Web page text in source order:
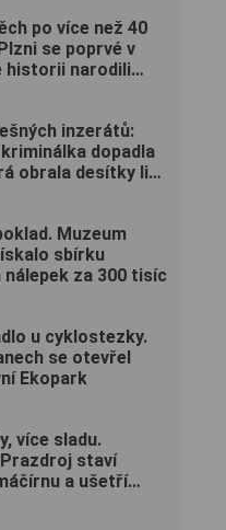
po více než 40
se poprvé v
historii narodili
inzerátů:
dopadla
obrala desítky lidí
Muzeum
sbírku
za 300 tisíc
u cyklostezky.
se otevřel
Ekopark
více sladu.
staví
a ušetří